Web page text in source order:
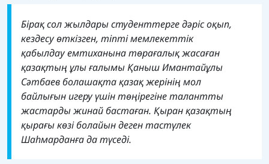
Бірақ сол жылдары студенттерге дәріс оқып,
кездесу өткізген, тіпті мемлекеттік
қабылдау емтиханына төрағалық жасаған
қазақтың ұлы ғалымы Қаныш Имантайұлы
Сәтбаев болашақта қазақ жерінің мол
байлығын игеру үшін төңірегіне талантты
жастарды жинай бастаған. Қыран қазақтың
қырағы көзі болайын деген тастүлек
Шаһмарданға да түседі.